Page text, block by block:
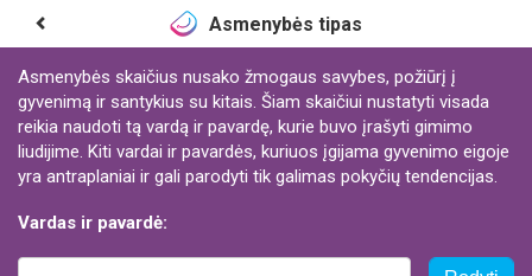
Asmenybės tipas
Asmenybės skaičius nusako žmogaus savybes, požiūrį į
gyvenimą ir santykius su kitais. Šiam skaičiui nustatyti visada
reikia naudoti tą vardą ir pavardę, kurie buvo įrašyti gimimo
liudijime. Kiti vardai ir pavardės, kuriuos įgijama gyvenimo eigoje
yra antraplaniai ir gali parodyti tik galimas pokyčių tendencijas.
Vardas ir pavardė: